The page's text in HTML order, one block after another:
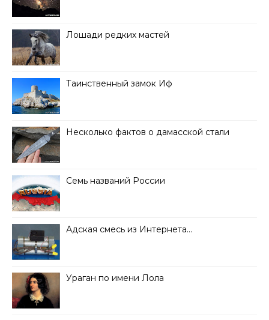
Лошади редких мастей
Таинственный замок Иф
Несколько фактов о дамасской стали
Семь названий России
Адская смесь из Интернета…
Ураган по имени Лола